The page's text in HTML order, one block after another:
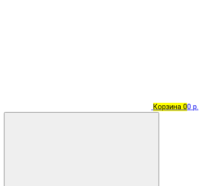
Корзина 00 р.